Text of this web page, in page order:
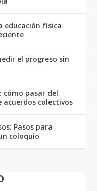
educación física
el progreso sin
cómo pasar del
colectivos
Pasos para
coloquio